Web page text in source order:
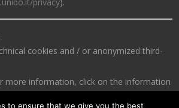
cookies and / or anonymized third-
more information, click on the information
to ensure that we give you the best